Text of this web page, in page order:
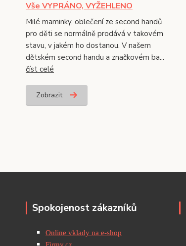
Vše VYPRÁNO, VYŽEHLENO
Milé maminky, oblečení ze second handů
pro děti se normálně prodává v takovém
stavu, v jakém ho dostanou. V našem
dětském second handu a značkovém ba...
číst celé
Zobrazit
Spokojenost zákazníků
Online vklady na e-shop